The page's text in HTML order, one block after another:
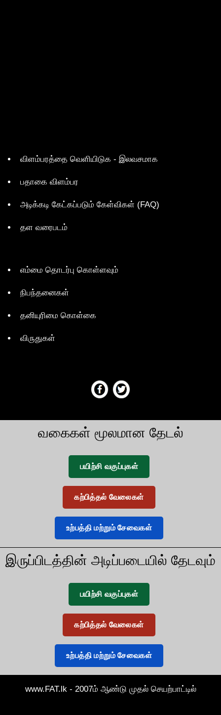
விளம்பரத்தை வெளியிடுக - இலவசமாக
பதாகை விளம்பர
அடிக்கடி கேட்கப்படும் கேள்விகள் (FAQ)
தள வரைபடம்
எம்மை தொடர்பு கொள்ளவும்
நிபந்தனைகள்
தனியுரிமை கொள்கை
விருதுகள்
வகைகள் மூலமான தேடல்
பயிற்சி வகுப்புகள்
கற்பித்தல் வேலைகள்
உற்பத்தி மற்றும் சேவைகள்
இருப்பிடத்தின் அடிப்படையில் தேடவும்
பயிற்சி வகுப்புகள்
கற்பித்தல் வேலைகள்
உற்பத்தி மற்றும் சேவைகள்
www.FAT.lk - 2007ம் ஆண்டு முதல் செயற்பாட்டில்